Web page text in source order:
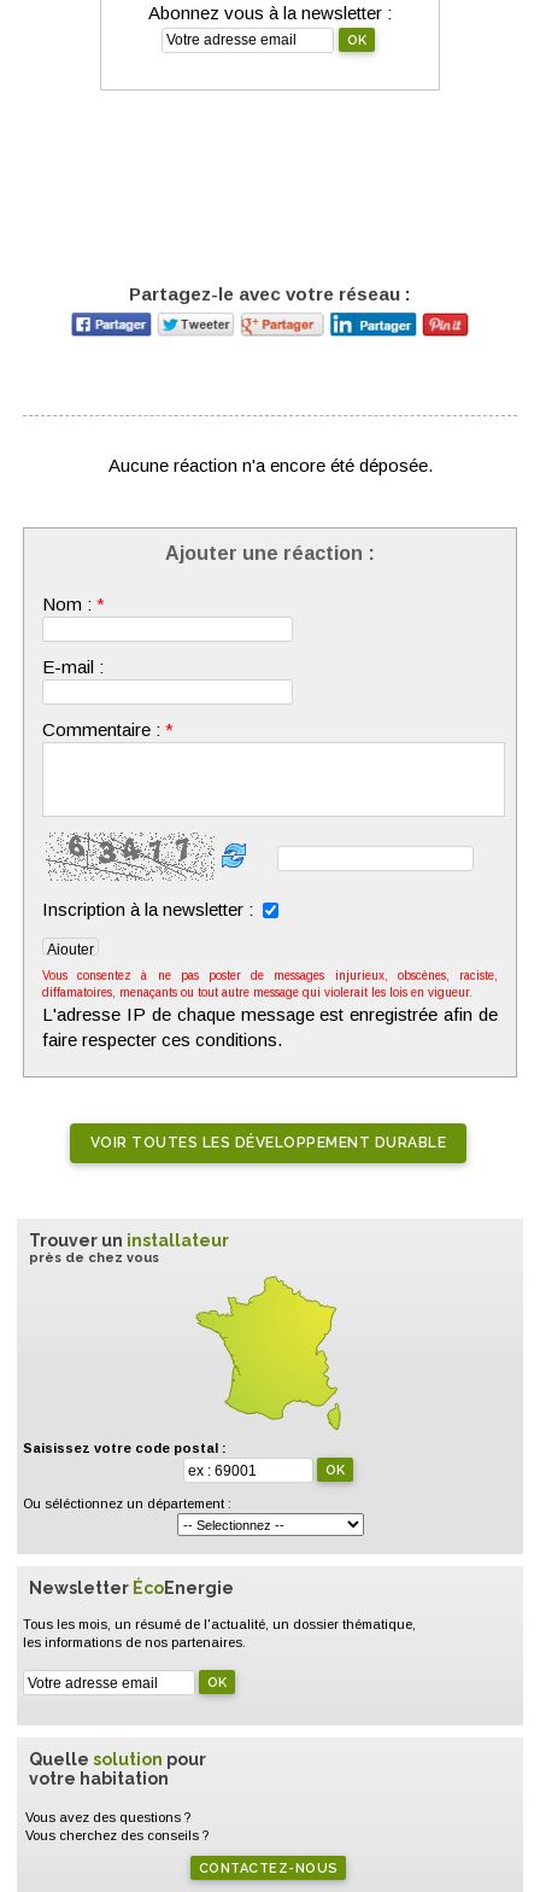
Partagez-le avec votre réseau :
Aucune réaction n'a encore été déposée.
Ajouter une réaction :
Nom : *
E-mail :
Commentaire : *
Inscription à la newsletter :
Vous consentez à ne pas poster de messages injurieux, obscènes, raciste,
diffamatoires, menaçants ou tout autre message qui violerait les lois en vigueur.
L'adresse IP de chaque message est enregistrée afin de
faire respecter ces conditions.
VOIR TOUTES LES DÉVELOPPEMENT DURABLE
Trouver un installateur
près de chez vous
Saisissez votre code postal :
Ou séléctionnez un département :
Newsletter ÉcoEnergie
Tous les mois, un résumé de l'actualité, un dossier thématique,
les informations de nos partenaires.
Quelle solution pour
votre habitation
Vous avez des questions ?
Vous cherchez des conseils ?
CONTACTEZ-NOUS
Abonnez vous à la newsletter :